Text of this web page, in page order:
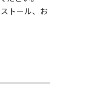
トール、お